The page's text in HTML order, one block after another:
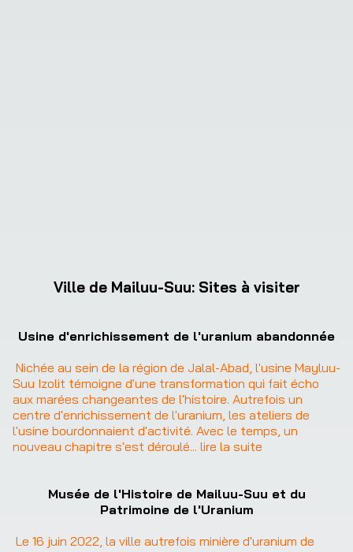
Ville de Mailuu-Suu: Sites à visiter
❮ ❯
Usine d'enrichissement de l'uranium abandonnée
Nichée au sein de la région de Jalal-Abad, l'usine Mayluu-
Suu Izolit témoigne d'une transformation qui fait écho
aux marées changeantes de l'histoire. Autrefois un
centre d'enrichissement de l'uranium, les ateliers de
l'usine bourdonnaient d'activité. Avec le temps, un
nouveau chapitre s'est déroulé... lire la suite
Musée de l'Histoire de Mailuu-Suu et du
Patrimoine de l'Uranium
Le 16 juin 2022, la ville autrefois minière d'uranium de